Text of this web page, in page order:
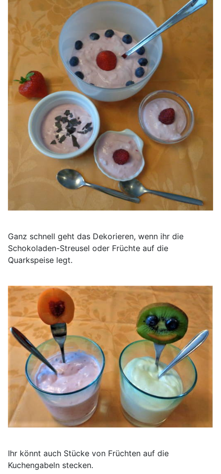
Ganz schnell geht das Dekorieren, wenn ihr die
Schokoladen-Streusel oder Früchte auf die
Quarkspeise legt.
Ihr könnt auch Stücke von Früchten auf die
Kuchengabeln stecken.